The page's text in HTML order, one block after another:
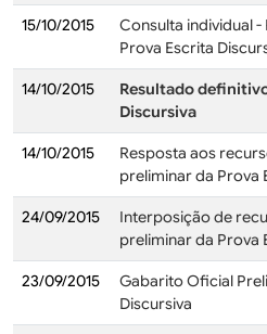
15/10/2015
Consulta individual
Prova Escrita
14/10/2015
Resultado
Discursiva
14/10/2015
Resposta aos
preliminar da Prova
24/09/2015
Interposição de
preliminar da Prova
23/09/2015
Gabarito Oficial
Discursiva